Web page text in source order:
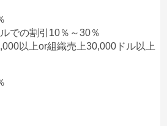
での割引10％～30％
以上or組織売上30,000ドル以上